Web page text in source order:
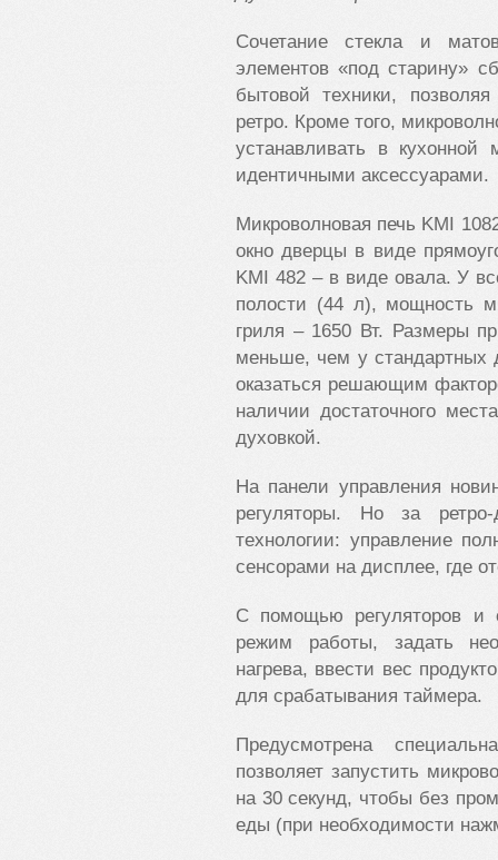
Сочетание стекла и
элементов «под старину»
бытовой техники,
ретро. Кроме того,
устанавливать в кухонной
идентичными аксессуарами.
Микроволновая печь KMI
окно дверцы в виде
KMI 482 – в виде овала. У
полости (44 л), мощность
гриля – 1650 Вт. Размеры
меньше, чем у
оказаться решающим
наличии достаточного
духовкой.
На панели управления
регуляторы. Но за
технологии: управление
сенсорами на дисплее, где
С помощью регуляторов и
режим работы, задать
нагрева, ввести вес
для срабатывания таймера.
Предусмотрена
позволяет запустить
на 30 секунд, чтобы без
еды (при необходимости